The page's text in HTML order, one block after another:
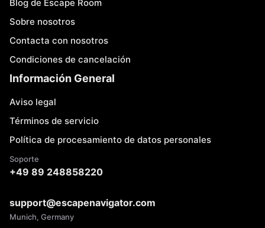
Blog de Escape Room
Sobre nosotros
Contacta con nosotros
Condiciones de cancelación
Información General
Aviso legal
Términos de servicio
Política de procesamiento de datos personales
Soporte
+49 89 248858220
support@escapenavigator.com
Munich, Germany